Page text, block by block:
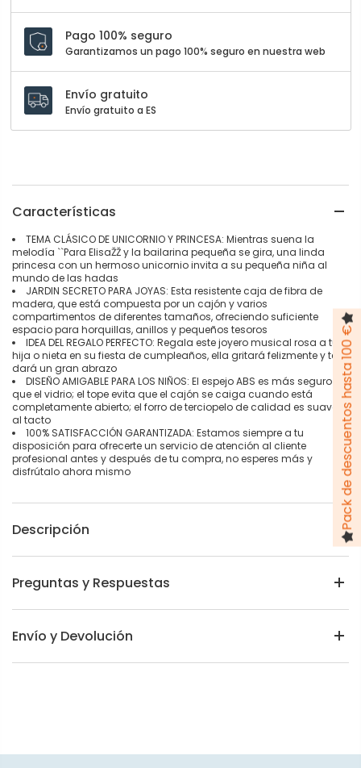
Pago 100% seguro
Garantizamos un pago 100% seguro en nuestra web
Envío gratuito
Envío gratuito a ES
Características
TEMA CLÁSICO DE UNICORNIO Y PRINCESA: Mientras suena la
melodía ``Para ElisaŽŽ y la bailarina pequeña se gira, una linda
princesa con un hermoso unicornio invita a su pequeña niña al
mundo de las hadas
JARDIN SECRETO PARA JOYAS: Esta resistente caja de fibra de
madera, que está compuesta por un cajón y varios
compartimentos de diferentes tamaños, ofreciendo suficiente
espacio para horquillas, anillos y pequeños tesoros
IDEA DEL REGALO PERFECTO: Regala este joyero musical rosa a tu
hija o nieta en su fiesta de cumpleaños, ella gritará felizmente y te
dará un gran abrazo
DISEÑO AMIGABLE PARA LOS NIÑOS: El espejo ABS es más seguro
que el vidrio; el tope evita que el cajón se caiga cuando está
completamente abierto; el forro de terciopelo de calidad es suave
al tacto
100% SATISFACCIÓN GARANTIZADA: Estamos siempre a tu
disposición para ofrecerte un servicio de atención al cliente
profesional antes y después de tu compra, no esperes más y
disfrútalo ahora mismo
Descripción
Preguntas y Respuestas
Envío y Devolución
Pack de descuentos hasta 100 €